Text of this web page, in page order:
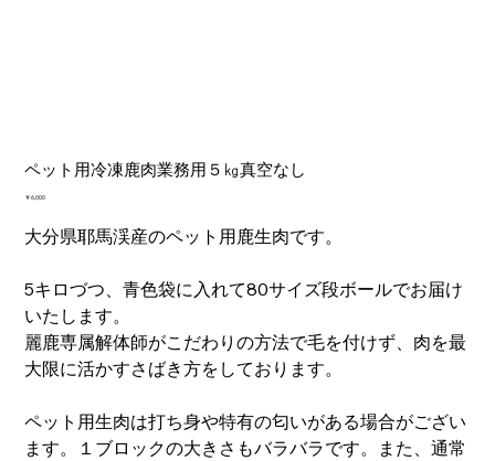
ペット用冷凍鹿肉業務用５㎏真空なし
価
￥6,000
大分県耶馬渓産のペット用鹿生肉です。
5キロづつ、青色袋に入れて80サイズ段ボールでお届け
いたします。
麗鹿専属解体師がこだわりの方法で毛を付けず、肉を最
大限に活かすさばき方をしております。
ペット用生肉は打ち身や特有の匂いがある場合がござい
ます。１ブロックの大きさもバラバラです。また、通常